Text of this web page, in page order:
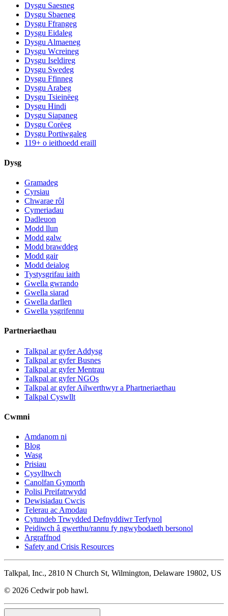
Dysgu Saesneg
Dysgu Sbaeneg
Dysgu Ffrangeg
Dysgu Eidaleg
Dysgu Almaeneg
Dysgu Wcreineg
Dysgu Iseldireg
Dysgu Swedeg
Dysgu Ffinneg
Dysgu Arabeg
Dysgu Tsieinëeg
Dysgu Hindi
Dysgu Siapaneg
Dysgu Corëeg
Dysgu Portiwgaleg
119+ o ieithoedd eraill
Dysg
Gramadeg
Cyrsiau
Chwarae rôl
Cymeriadau
Dadleuon
Modd llun
Modd galw
Modd brawddeg
Modd gair
Modd deialog
Tystysgrifau iaith
Gwella gwrando
Gwella siarad
Gwella darllen
Gwella ysgrifennu
Partneriaethau
Talkpal ar gyfer Addysg
Talkpal ar gyfer Busnes
Talkpal ar gyfer Mentrau
Talkpal ar gyfer NGOs
Talkpal ar gyfer Ailwerthwyr a Phartneriaethau
Talkpal Cyswllt
Cwmni
Amdanom ni
Blog
Wasg
Prisiau
Cysylltwch
Canolfan Gymorth
Polisi Preifatrwydd
Dewisiadau Cwcis
Telerau ac Amodau
Cytundeb Trwydded Defnyddiwr Terfynol
Peidiwch â gwerthu/rannu fy ngwybodaeth bersonol
Argraffnod
Safety and Crisis Resources
Talkpal, Inc., 2810 N Church St, Wilmington, Delaware 19802, US
© 2026 Cedwir pob hawl.